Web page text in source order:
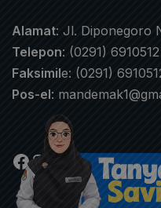
Alamat: Jl. Diponegoro
Telepon: (0291) 6910512
Faksimile: (0291)
Pos-el: